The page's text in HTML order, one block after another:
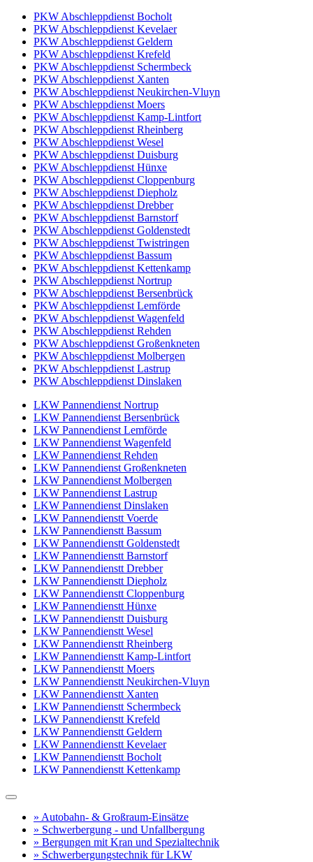
PKW Abschleppdienst Bocholt
PKW Abschleppdienst Kevelaer
PKW Abschleppdienst Geldern
PKW Abschleppdienst Krefeld
PKW Abschleppdienst Schermbeck
PKW Abschleppdienst Xanten
PKW Abschleppdienst Neukirchen-Vluyn
PKW Abschleppdienst Moers
PKW Abschleppdienst Kamp-Lintfort
PKW Abschleppdienst Rheinberg
PKW Abschleppdienst Wesel
PKW Abschleppdienst Duisburg
PKW Abschleppdienst Hünxe
PKW Abschleppdienst Cloppenburg
PKW Abschleppdienst Diepholz
PKW Abschleppdienst Drebber
PKW Abschleppdienst Barnstorf
PKW Abschleppdienst Goldenstedt
PKW Abschleppdienst Twistringen
PKW Abschleppdienst Bassum
PKW Abschleppdienst Kettenkamp
PKW Abschleppdienst Nortrup
PKW Abschleppdienst Bersenbrück
PKW Abschleppdienst Lemförde
PKW Abschleppdienst Wagenfeld
PKW Abschleppdienst Rehden
PKW Abschleppdienst Großenkneten
PKW Abschleppdienst Molbergen
PKW Abschleppdienst Lastrup
PKW Abschleppdienst Dinslaken
LKW Pannendienst Nortrup
LKW Pannendienst Bersenbrück
LKW Pannendienst Lemförde
LKW Pannendienst Wagenfeld
LKW Pannendienst Rehden
LKW Pannendienst Großenkneten
LKW Pannendienst Molbergen
LKW Pannendienst Lastrup
LKW Pannendienst Dinslaken
LKW Pannendienstt Voerde
LKW Pannendienstt Bassum
LKW Pannendienstt Goldenstedt
LKW Pannendienstt Barnstorf
LKW Pannendienstt Drebber
LKW Pannendienstt Diepholz
LKW Pannendienstt Cloppenburg
LKW Pannendienstt Hünxe
LKW Pannendienstt Duisburg
LKW Pannendienstt Wesel
LKW Pannendienstt Rheinberg
LKW Pannendienstt Kamp-Lintfort
LKW Pannendienstt Moers
LKW Pannendienstt Neukirchen-Vluyn
LKW Pannendienstt Xanten
LKW Pannendienstt Schermbeck
LKW Pannendienstt Krefeld
LKW Pannendienstt Geldern
LKW Pannendienstt Kevelaer
LKW Pannendienstt Bocholt
LKW Pannendienstt Kettenkamp
» Autobahn- & Großraum-Einsätze
» Schwerbergung - und Unfallbergung
» Bergungen mit Kran und Spezialtechnik
» Schwerbergungstechnik für LKW